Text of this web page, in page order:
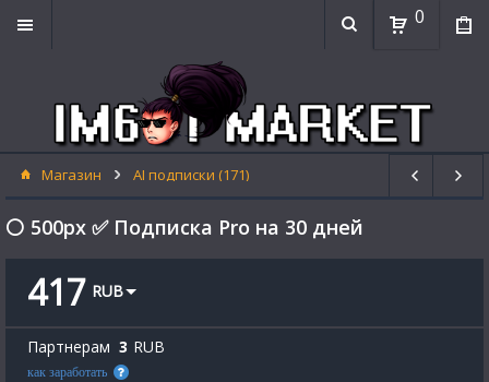
0
Магазин AI подписки (171)
⚪ 500px ✅ Подписка Pro на 30 дней
417 RUB
Партнерам 3 RUB
как заработать